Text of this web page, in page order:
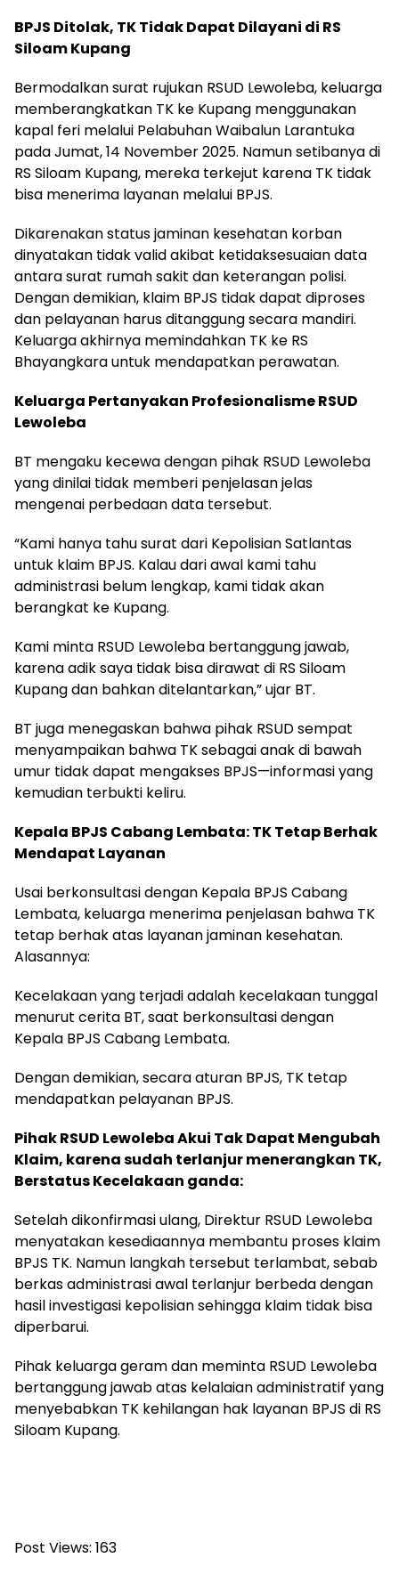
BPJS Ditolak, TK Tidak Dapat Dilayani di RS
Siloam Kupang
Bermodalkan surat rujukan RSUD Lewoleba, keluarga
memberangkatkan TK ke Kupang menggunakan
kapal feri melalui Pelabuhan Waibalun Larantuka
pada Jumat, 14 November 2025. Namun setibanya di
RS Siloam Kupang, mereka terkejut karena TK tidak
bisa menerima layanan melalui BPJS.
Dikarenakan status jaminan kesehatan korban
dinyatakan tidak valid akibat ketidaksesuaian data
antara surat rumah sakit dan keterangan polisi.
Dengan demikian, klaim BPJS tidak dapat diproses
dan pelayanan harus ditanggung secara mandiri.
Keluarga akhirnya memindahkan TK ke RS
Bhayangkara untuk mendapatkan perawatan.
Keluarga Pertanyakan Profesionalisme RSUD
Lewoleba
BT mengaku kecewa dengan pihak RSUD Lewoleba
yang dinilai tidak memberi penjelasan jelas
mengenai perbedaan data tersebut.
“Kami hanya tahu surat dari Kepolisian Satlantas
untuk klaim BPJS. Kalau dari awal kami tahu
administrasi belum lengkap, kami tidak akan
berangkat ke Kupang.
Kami minta RSUD Lewoleba bertanggung jawab,
karena adik saya tidak bisa dirawat di RS Siloam
Kupang dan bahkan ditelantarkan,” ujar BT.
BT juga menegaskan bahwa pihak RSUD sempat
menyampaikan bahwa TK sebagai anak di bawah
umur tidak dapat mengakses BPJS—informasi yang
kemudian terbukti keliru.
Kepala BPJS Cabang Lembata: TK Tetap Berhak
Mendapat Layanan
Usai berkonsultasi dengan Kepala BPJS Cabang
Lembata, keluarga menerima penjelasan bahwa TK
tetap berhak atas layanan jaminan kesehatan.
Alasannya:
Kecelakaan yang terjadi adalah kecelakaan tunggal
menurut cerita BT, saat berkonsultasi dengan
Kepala BPJS Cabang Lembata.
Dengan demikian, secara aturan BPJS, TK tetap
mendapatkan pelayanan BPJS.
Pihak RSUD Lewoleba Akui Tak Dapat Mengubah
Klaim, karena sudah terlanjur menerangkan TK,
Berstatus Kecelakaan ganda:
Setelah dikonfirmasi ulang, Direktur RSUD Lewoleba
menyatakan kesediaannya membantu proses klaim
BPJS TK. Namun langkah tersebut terlambat, sebab
berkas administrasi awal terlanjur berbeda dengan
hasil investigasi kepolisian sehingga klaim tidak bisa
diperbarui.
Pihak keluarga geram dan meminta RSUD Lewoleba
bertanggung jawab atas kelalaian administratif yang
menyebabkan TK kehilangan hak layanan BPJS di RS
Siloam Kupang.
Post Views: 163